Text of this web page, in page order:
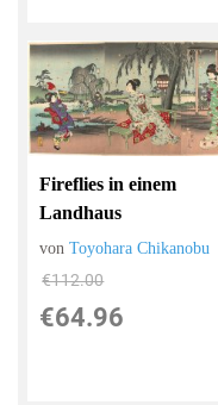
Fireflies in einem
Landhaus
vonToyohara Chikanobu
€112.00
€64.96